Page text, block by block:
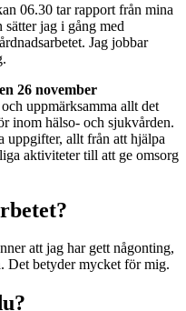
06.30 tar rapport från mina
jag i gång med
Jag jobbar
26 november
uppmärksamma allt det
inom hälso- och sjukvården.
uppgifter, allt från att hjälpa
aktiviteter till att ge omsorg
att jag har gett någonting,
Det betyder mycket för mig.